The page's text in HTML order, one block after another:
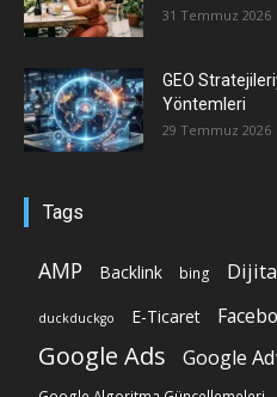
31 Temmuz 2026
GEO
Yöntemleri
29 Temmuz 2026
Tags
AMP Backlink bing
duckduckgo E-Ticaret
Google Ads Google